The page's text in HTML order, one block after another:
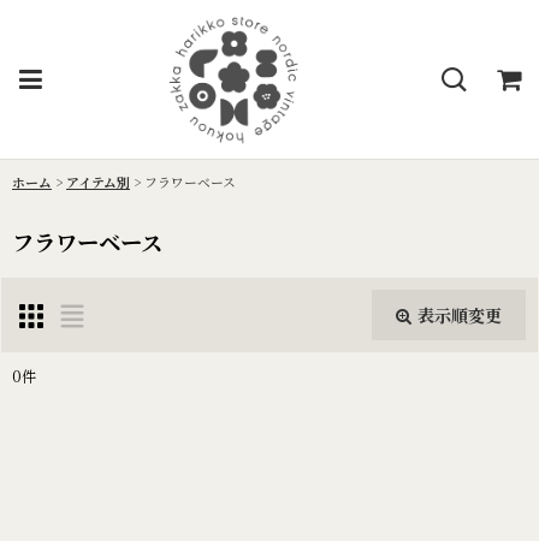
ホーム > アイテム別 > フラワーベース
フラワーベース
表示順変更
0件